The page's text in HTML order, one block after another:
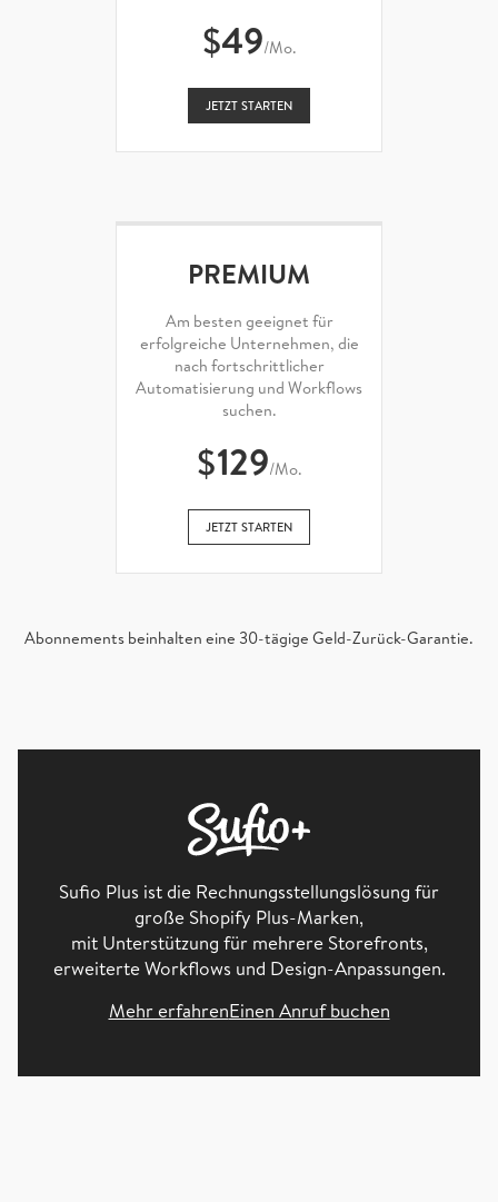
$49/Mo.
JETZT STARTEN
PREMIUM
Am besten geeignet für
erfolgreiche Unternehmen, die
nach fortschrittlicher
Automatisierung und Workflows
suchen.
$129/Mo.
JETZT STARTEN
Abonnements beinhalten eine 30-tägige Geld-Zurück-Garantie.
Sufio Plus ist die Rechnungsstellungslösung für
große Shopify Plus-Marken,
mit Unterstützung für mehrere Storefronts,
erweiterte Workflows und Design-Anpassungen.
Mehr erfahrenEinen Anruf buchen